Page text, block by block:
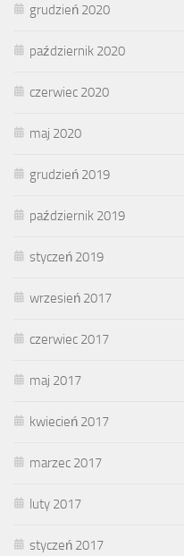
grudzień 2020
październik 2020
czerwiec 2020
maj 2020
grudzień 2019
październik 2019
styczeń 2019
wrzesień 2017
czerwiec 2017
maj 2017
kwiecień 2017
marzec 2017
luty 2017
styczeń 2017